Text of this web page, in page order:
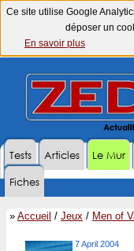
Ce site utilise Google
déposer un
En savoir plus
Tests Articles Le Mur
Fiches
» Accueil / Jeux / Men of
7 April 2004